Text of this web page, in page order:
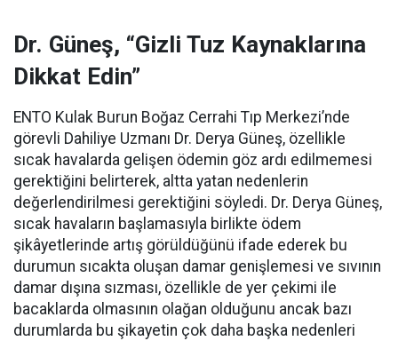
Dr. Güneş, “Gizli Tuz Kaynaklarına
Dikkat Edin”
ENTO Kulak Burun Boğaz Cerrahi Tıp Merkezi’nde
görevli Dahiliye Uzmanı Dr. Derya Güneş, özellikle
sıcak havalarda gelişen ödemin göz ardı edilmemesi
gerektiğini belirterek, altta yatan nedenlerin
değerlendirilmesi gerektiğini söyledi. Dr. Derya Güneş,
sıcak havaların başlamasıyla birlikte ödem
şikâyetlerinde artış görüldüğünü ifade ederek bu
durumun sıcakta oluşan damar genişlemesi ve sıvının
damar dışına sızması, özellikle de yer çekimi ile
bacaklarda olmasının olağan olduğunu ancak bazı
durumlarda bu şikayetin çok daha başka nedenleri